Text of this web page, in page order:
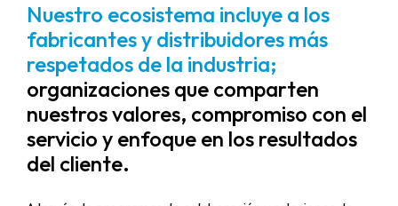
Nuestro ecosistema incluye a los
fabricantes y distribuidores más
respetados de la industria;
organizaciones que comparten
nuestros valores, compromiso con el
servicio y enfoque en los resultados
del cliente.